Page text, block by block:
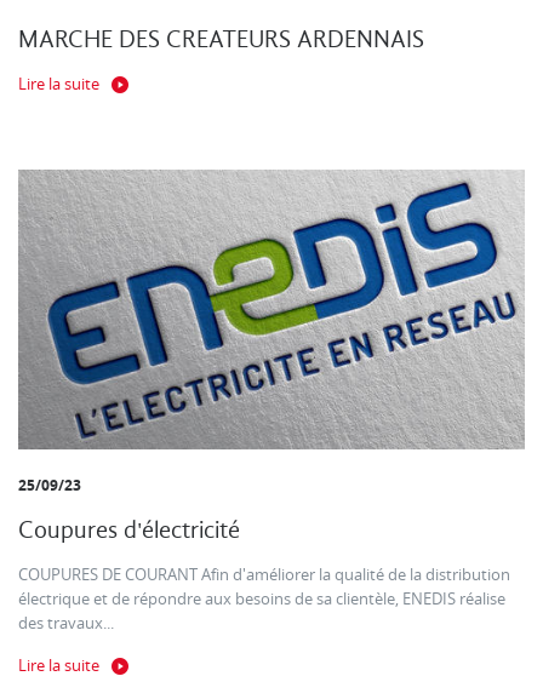
MARCHE DES CREATEURS ARDENNAIS
Lire la suite
25/09/23
Coupures d'électricité
COUPURES DE COURANT Afin d'améliorer la qualité de la distribution
électrique et de répondre aux besoins de sa clientèle, ENEDIS réalise
des travaux...
Lire la suite